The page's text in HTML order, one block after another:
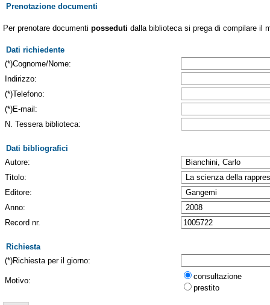
Prenotazione documenti
Per prenotare documenti posseduti dalla biblioteca si prega di compilare il
Dati richiedente
(*)Cognome/Nome:
Indirizzo:
(*)Telefono:
(*)E-mail:
N. Tessera biblioteca:
Dati bibliografici
Autore:
Titolo:
Editore:
Anno:
Record nr.
Richiesta
(*)Richiesta per il giorno:
Motivo:
consultazione
prestito